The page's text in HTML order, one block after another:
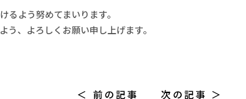
るよう努めてまいります。
う、よろしくお願い申し上げます。
＜ 前の記事 次の記事 ＞